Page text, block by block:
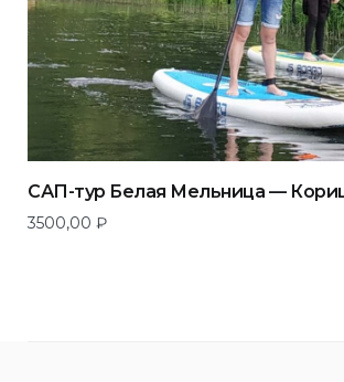
САП-тур Белая Мельница —
3500,00 ₽